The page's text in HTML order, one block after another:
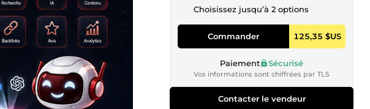
Choisissez jusqu’à 2 options
Commander 125,35 $US
Paiement Sécurisé
Vos informations sont chiffrées par TLS
Contacter le vendeur